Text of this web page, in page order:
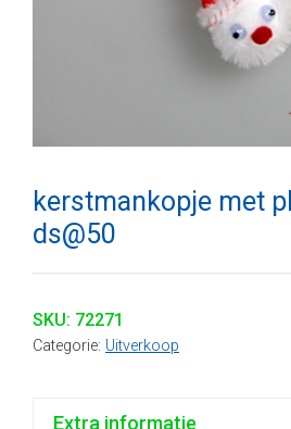
kerstmankopje met
ds@50
SKU: 72271
Categorie: Uitverkoop
Extra informatie